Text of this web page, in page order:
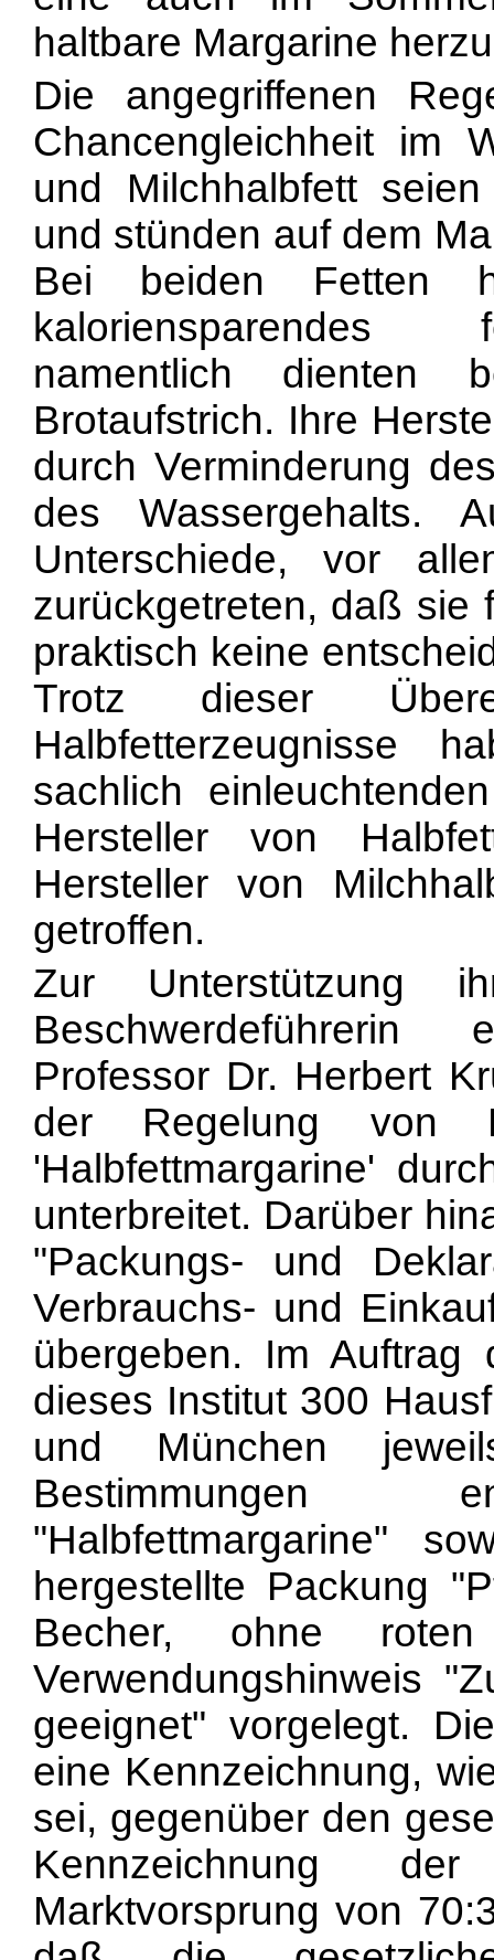
haltbare Margarine
Die angegriffenen
Chancengleichheit im
und Milchhalbfett
und stünden auf dem
Bei beiden Fetten
kaloriensparendes
namentlich
Brotaufstrich. Ihre
durch Verminderung
des Wassergehalts.
Unterschiede, vor
zurückgetreten, daß sie
praktisch keine
Trotz dieser
Halbfetterzeugnisse
sachlich
Hersteller von
Hersteller von
getroffen.
Zur Unterstützung
Professor Dr. Herbert
der Regelung von
'Halbfettmargarine'
unterbreitet. Darüber
"Packungs- und
Verbrauchs- und
übergeben. Im Auftrag
dieses Institut 300
und München
Bestimmungen
"Halbfettmargarine"
hergestellte Packung
Becher, ohne
Verwendungshinweis
geeignet" vorgelegt.
eine Kennzeichnung,
sei, gegenüber den
Kennzeichnung
Marktvorsprung von